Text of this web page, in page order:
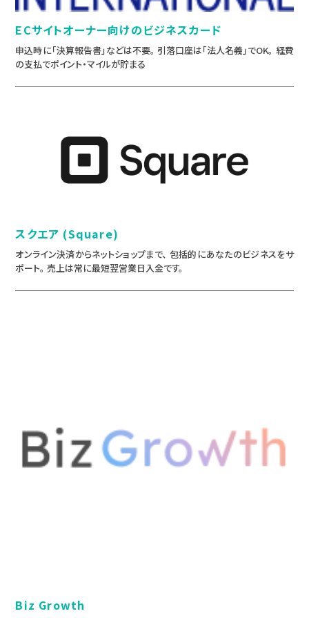
ECサイトオーナー向けのビジネスカード
申込時に「決算報告書」などは不要。 引落口座は「法人名義」でOK。 経費
の支払でポイント・マイルが貯まる
スクエア (Square)
オンライン決済からネットショップまで、 包括的にあなたのビジネスをサ
ポート。 売上は常に最短翌営業日入金です。
Biz Growth